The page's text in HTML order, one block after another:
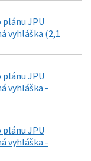
JPU
vyhláška (2,1
JPU
vyhláška -
JPU
vyhláška -